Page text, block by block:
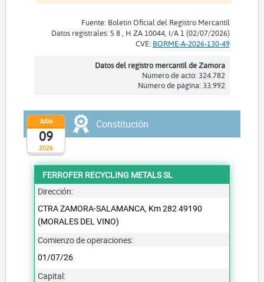
Fuente: Boletín Oficial del Registro Mercantil
Datos registrales: S 8 , H ZA 10044, I/A 1 (02/07/2026)
CVE: BORME-A-2026-130-49
Datos del registro mercantil de Zamora
Número de acto: 324.782
Número de página: 33.992
2026
Julio
09
Constitución
FERROFER RECYCLING METALS SL
Dirección:
CTRA ZAMORA-SALAMANCA, Km 282 49190
(MORALES DEL VINO)
Comienzo de operaciones:
01/07/26
Capital: